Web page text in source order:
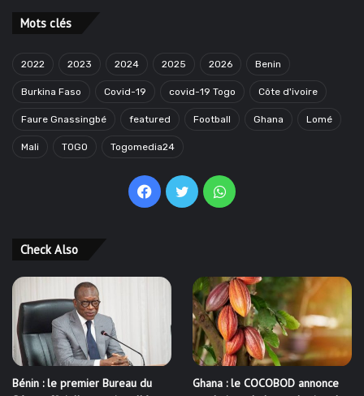
Mots clés
2022 2023 2024 2025 2026 Benin
Burkina Faso Covid-19 covid-19 Togo Côte d'ivoire
Faure Gnassingbé featured Football Ghana Lomé
Mali TOGO Togomedia24
Facebook
TwitterWhatsApp
Check Also
Bénin : le premier Bureau du
Ghana : le COCOBOD annonce